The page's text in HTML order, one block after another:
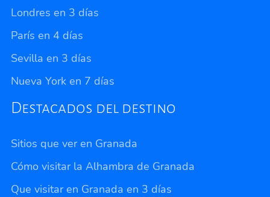
Londres en 3 días
París en 4 días
Sevilla en 3 días
Nueva York en 7 días
Destacados del destino
Sitios que ver en Granada
Cómo visitar la Alhambra de Granada
Que visitar en Granada en 3 días